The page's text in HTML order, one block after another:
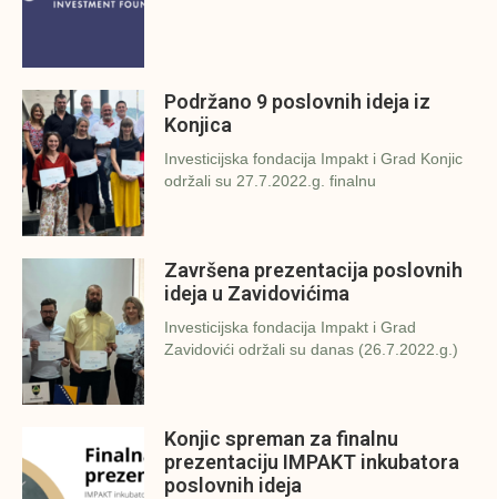
Podržano 9 poslovnih ideja iz
Konjica
Investicijska fondacija Impakt i Grad Konjic
održali su 27.7.2022.g. finalnu
Završena prezentacija poslovnih
ideja u Zavidovićima
Investicijska fondacija Impakt i Grad
Zavidovići održali su danas (26.7.2022.g.)
Konjic spreman za finalnu
prezentaciju IMPAKT inkubatora
poslovnih ideja